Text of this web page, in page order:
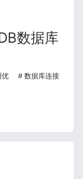
数据库
优
数据库连接